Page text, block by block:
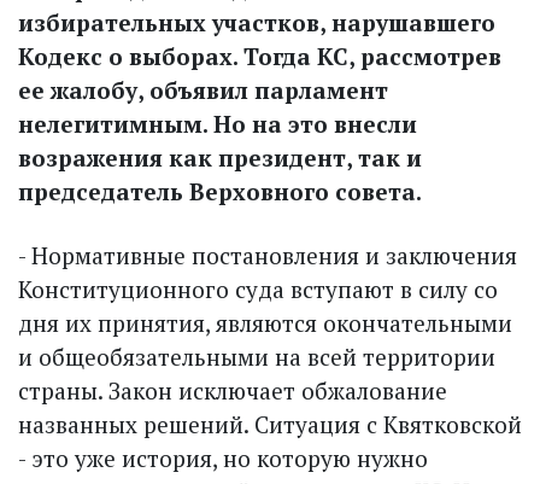
избирательных участков, нарушавшего
Кодекс о выборах. Тогда КС, рассмотрев
ее жалобу, объявил парламент
нелегитимным. Но на это внесли
возражения как президент, так и
председатель Верховного совета.
- Нормативные постановления и заключения
Конституционного суда вступают в силу со
дня их принятия, являются окончательными
и общеобязательными на всей территории
страны. Закон исключает обжалование
названных решений. Ситуация с Квятковской
- это уже история, но которую нужно